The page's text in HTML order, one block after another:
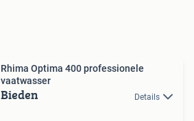
Rhima Optima 400 professionele
vaatwasser
Bieden Details